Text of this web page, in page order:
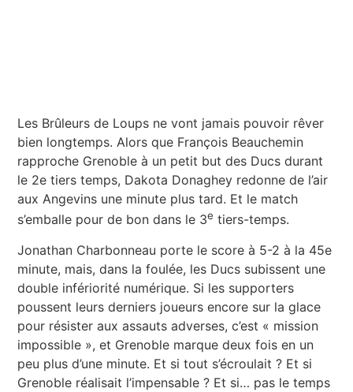
Les Brûleurs de Loups ne vont jamais pouvoir rêver
bien longtemps. Alors que François Beauchemin
rapproche Grenoble à un petit but des Ducs durant
le 2e tiers temps, Dakota Donaghey redonne de l’air
aux Angevins une minute plus tard. Et le match
s’emballe pour de bon dans le 3e tiers-temps.
Jonathan Charbonneau porte le score à 5-2 à la 45e
minute, mais, dans la foulée, les Ducs subissent une
double infériorité numérique. Si les supporters
poussent leurs derniers joueurs encore sur la glace
pour résister aux assauts adverses, c’est « mission
impossible », et Grenoble marque deux fois en un
peu plus d’une minute. Et si tout s’écroulait ? Et si
Grenoble réalisait l’impensable ? Et si… pas le temps